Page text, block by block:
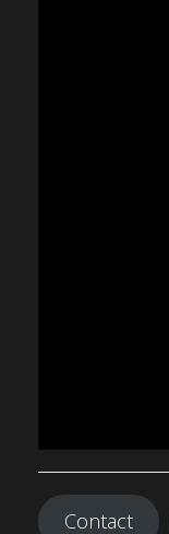
Contact